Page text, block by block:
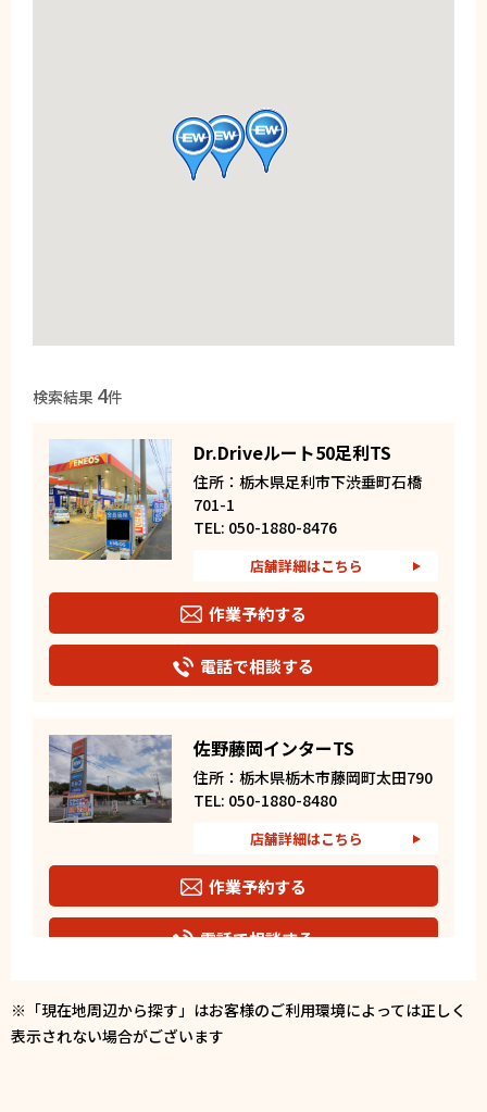
検索結果 4件
Dr.Driveルート50足利TS
住所：栃木県足利市下渋垂町石橋
701-1
TEL: 050-1880-8476
店舗詳細はこちら
作業予約する
電話で相談する
佐野藤岡インターTS
住所：栃木県栃木市藤岡町太田790
TEL: 050-1880-8480
店舗詳細はこちら
作業予約する
電話で相談する
栃木小山TS
住所：栃木県小山市鉢形字上野原
※「現在地周辺から探す」はお客様のご利用環境によっては正しく
表示されない場合がございます